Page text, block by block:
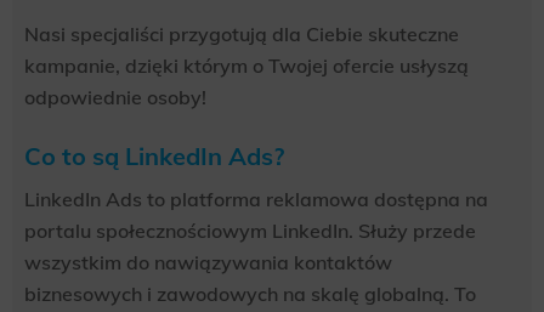
Nasi specjaliści przygotują dla Ciebie skuteczne
kampanie, dzięki którym o Twojej ofercie usłyszą
odpowiednie osoby!
Co to są LinkedIn Ads?
LinkedIn Ads to platforma reklamowa dostępna na
portalu społecznościowym LinkedIn. Służy przede
wszystkim do nawiązywania kontaktów
biznesowych i zawodowych na skalę globalną. To